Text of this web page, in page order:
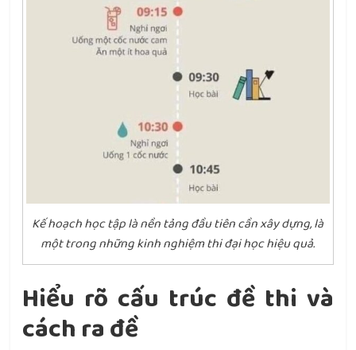
Kế hoạch học tập là nền tảng đầu tiên cần xây dựng, là
một trong những kinh nghiệm thi đại học hiệu quả.
Hiểu rõ cấu trúc đề thi và
cách ra đề